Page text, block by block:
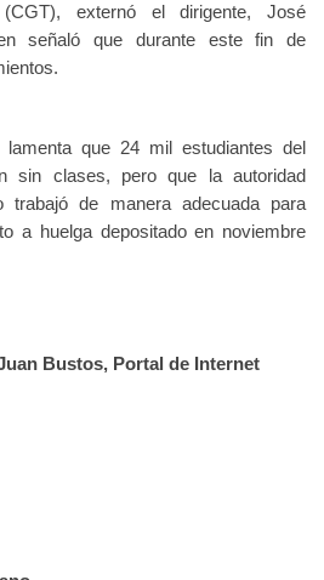
externó el dirigente, José
señaló que durante este fin de
lamenta que 24 mil estudiantes del
sin clases, pero que la autoridad
trabajó de manera adecuada para
a huelga depositado en noviembre
Bustos, Portal de Internet